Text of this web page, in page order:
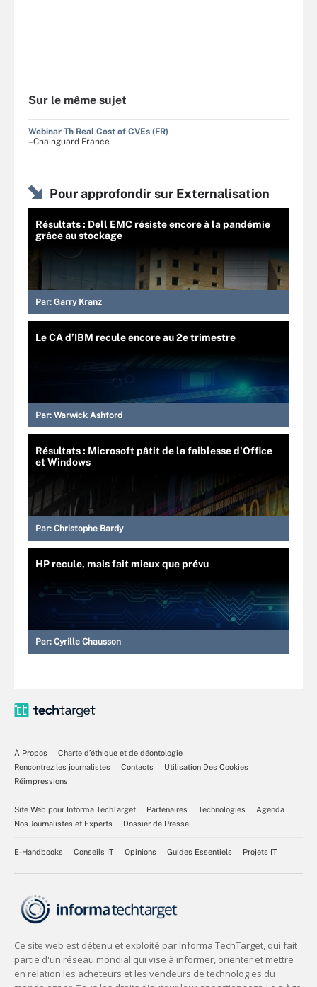
Sur le même sujet
Webinar Th Real Cost of CVEs (FR)
–Chainguard France
Pour approfondir sur Externalisation
Résultats : Dell EMC résiste encore à la pandémie
grâce au stockage
Par: Garry Kranz
Le CA d’IBM recule encore au 2e trimestre
Par: Warwick Ashford
Résultats : Microsoft pâtit de la faiblesse d'Office
et Windows
Par: Christophe Bardy
HP recule, mais fait mieux que prévu
Par: Cyrille Chausson
À Propos
Charte d’éthique et de déontologie
Rencontrez les journalistes
Contacts
Utilisation Des Cookies
Réimpressions
Site Web pour Informa TechTarget Partenaires Technologies
Agenda
Nos Journalistes et Experts
Dossier de Presse
E-Handbooks Conseils IT Opinions Guides Essentiels Projets IT